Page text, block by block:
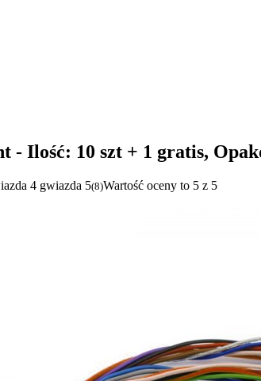
- Ilość: 10 szt + 1 gratis,
4 gwiazda 5(8)Wartość oceny to 5 z 5